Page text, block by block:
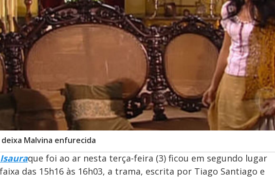
Malvina enfurecida
que foi ao ar nesta terça-feira (3) ficou em segundo lugar
das 15h16 às 16h03, a trama, escrita por Tiago Santiago e